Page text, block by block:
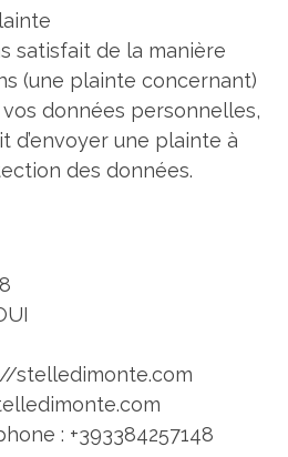
satisfait de la manière
(une plainte concernant)
données personnelles,
d’envoyer une plainte à
des données.
stelledimonte.com
: +393384257148